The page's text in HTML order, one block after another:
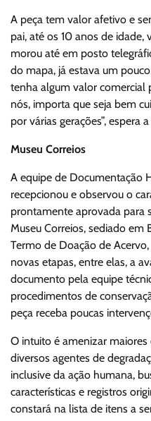
A peça tem valor afetivo e
pai, até os 10 anos de idade,
morou até em posto
do mapa, já estava um
tenha algum valor comercial
nós, importa que seja bem
por várias gerações”, espera
Museu Correios
A equipe de Documentação
recepcionou e observou o
prontamente aprovada para
Museu Correios, sediado em
Termo de Doação de
novas etapas, entre elas, a
documento pela equipe
procedimentos de
peça receba poucas
O intuito é amenizar
diversos agentes de
inclusive da ação humana,
características e registros
constará na lista de itens a